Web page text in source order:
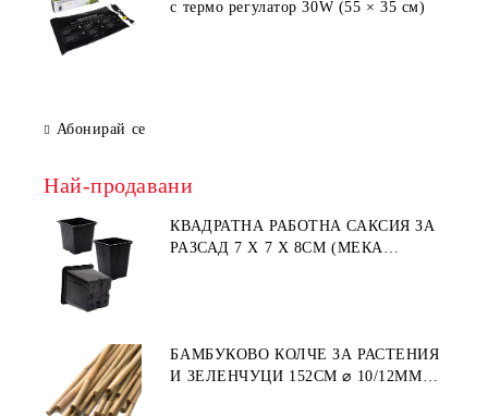
с термо регулатор 30W (55 × 35 см)
Абонирай се
Най-продавани
КВАДРАТНА РАБОТНА САКСИЯ ЗА
РАЗСАД 7 X 7 X 8СМ (МЕКА
БАМБУКОВО КОЛЧЕ ЗА РАСТЕНИЯ
И ЗЕЛЕНЧУЦИ 152СМ ⌀ 10/12ММ